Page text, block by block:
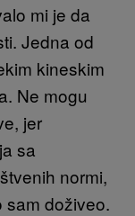
mi je da
Jedna od
kineskim
Ne mogu
jer
sa
normi,
sam doživeo.